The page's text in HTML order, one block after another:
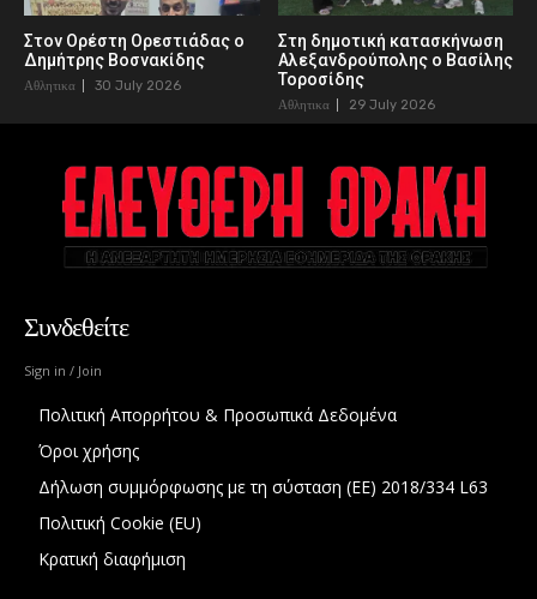
Στον Ορέστη Ορεστιάδας ο
Δημήτρης Βοσνακίδης
Αθλητικα 30 July 2026
Στη δημοτική κατασκήνωση
Αλεξανδρούπολης ο Βασίλης
Τοροσίδης
Αθλητικα 29 July 2026
Συνδεθείτε
Sign in / Join
Πολιτική Απορρήτου & Προσωπικά Δεδομένα
Όροι χρήσης
Δήλωση συμμόρφωσης με τη σύσταση (ΕΕ) 2018/334 L63
Πολιτική Cookie (EU)
Κρατική διαφήμιση